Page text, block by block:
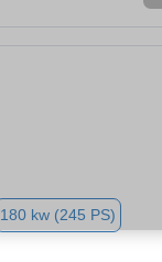
180 kw (245 PS)